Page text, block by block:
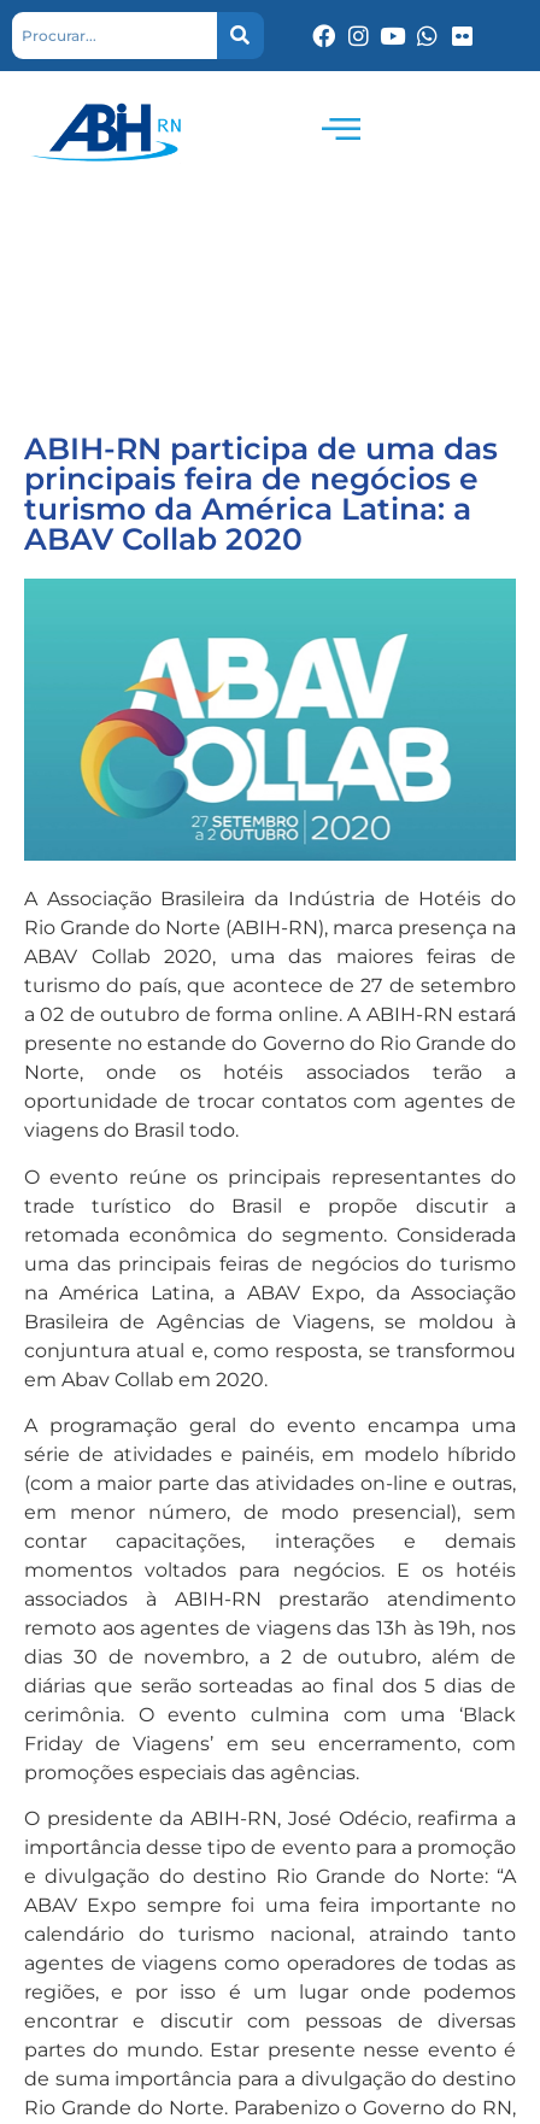
ABIH-RN participa de uma das
principais feira de negócios e
turismo da América Latina: a
ABAV Collab 2020
A Associação Brasileira da Indústria de Hotéis do
Rio Grande do Norte (ABIH-RN), marca presença na
ABAV Collab 2020, uma das maiores feiras de
turismo do país, que acontece de 27 de setembro
a 02 de outubro de forma online. A ABIH-RN estará
presente no estande do Governo do Rio Grande do
Norte, onde os hotéis associados terão a
oportunidade de trocar contatos com agentes de
viagens do Brasil todo.
O evento reúne os principais representantes do
trade turístico do Brasil e propõe discutir a
retomada econômica do segmento. Considerada
uma das principais feiras de negócios do turismo
na América Latina, a ABAV Expo, da Associação
Brasileira de Agências de Viagens, se moldou à
conjuntura atual e, como resposta, se transformou
em Abav Collab em 2020.
A programação geral do evento encampa uma
série de atividades e painéis, em modelo híbrido
(com a maior parte das atividades on-line e outras,
em menor número, de modo presencial), sem
contar capacitações, interações e demais
momentos voltados para negócios. E os hotéis
associados à ABIH-RN prestarão atendimento
remoto aos agentes de viagens das 13h às 19h, nos
dias 30 de novembro, a 2 de outubro, além de
diárias que serão sorteadas ao final dos 5 dias de
cerimônia. O evento culmina com uma ‘Black
Friday de Viagens’ em seu encerramento, com
promoções especiais das agências.
O presidente da ABIH-RN, José Odécio, reafirma a
importância desse tipo de evento para a promoção
e divulgação do destino Rio Grande do Norte: “A
ABAV Expo sempre foi uma feira importante no
calendário do turismo nacional, atraindo tanto
agentes de viagens como operadores de todas as
regiões, e por isso é um lugar onde podemos
encontrar e discutir com pessoas de diversas
partes do mundo. Estar presente nesse evento é
de suma importância para a divulgação do destino
Rio Grande do Norte. Parabenizo o Governo do RN,